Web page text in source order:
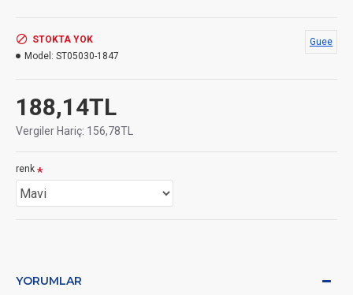
188,14TL
Vergiler Hariç: 156,78TL
STOKTA YOK
Model: ST05030-1847
Guee
renk
YORUMLAR